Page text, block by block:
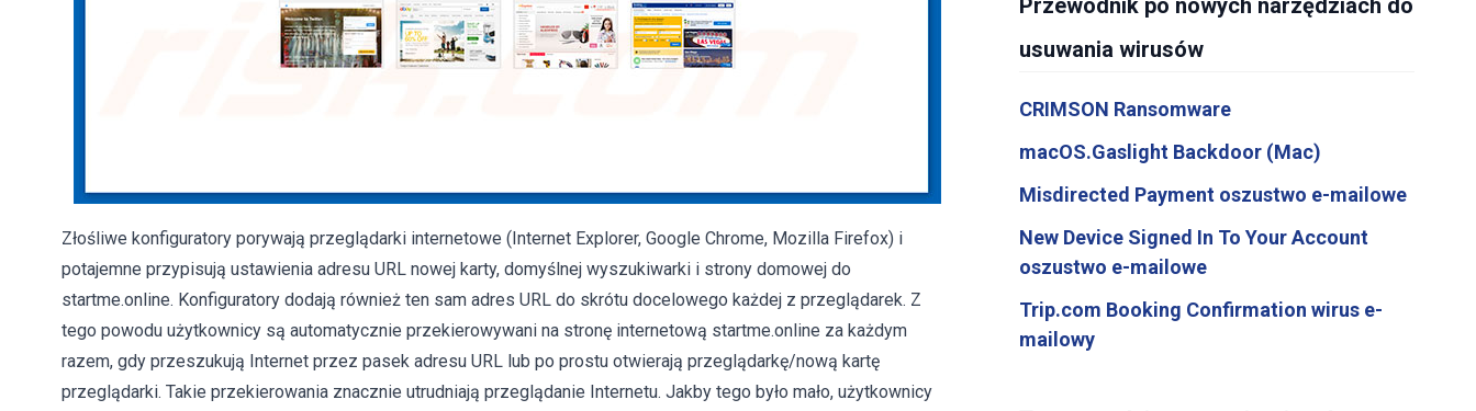
Złośliwe konfiguratory porywają przeglądarki internetowe (Internet Explorer, Google Chrome, Mozilla Firefox) i
potajemne przypisują ustawienia adresu URL nowej karty, domyślnej wyszukiwarki i strony domowej do
startme.online. Konfiguratory dodają również ten sam adres URL do skrótu docelowego każdej z przeglądarek. Z
tego powodu użytkownicy są automatycznie przekierowywani na stronę internetową startme.online za każdym
razem, gdy przeszukują Internet przez pasek adresu URL lub po prostu otwierają przeglądarkę/nową kartę
przeglądarki. Takie przekierowania znacznie utrudniają przeglądanie Internetu. Jakby tego było mało, użytkownicy
Przewodnik po nowych narzędziach do
usuwania wirusów
CRIMSON Ransomware
macOS.Gaslight Backdoor (Mac)
Misdirected Payment oszustwo e-mailowe
New Device Signed In To Your Account
oszustwo e-mailowe
Trip.com Booking Confirmation wirus e-
mailowy